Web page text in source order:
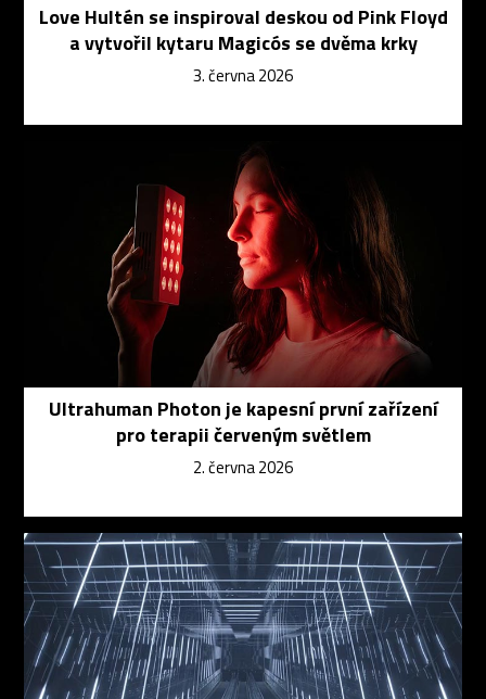
Love Hultén se inspiroval deskou od Pink Floyd
a vytvořil kytaru Magicós se dvěma krky
3. června 2026
Ultrahuman Photon je kapesní první zařízení
pro terapii červeným světlem
2. června 2026